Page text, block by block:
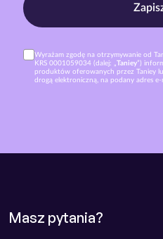
Wyrażam zgodę na otrzymywanie od
KRS 0001059034 (dalej: „ Taniey”)
produktów oferowanych przez Taniey
drogą elektroniczną, na podany adres e-
Masz pytania?